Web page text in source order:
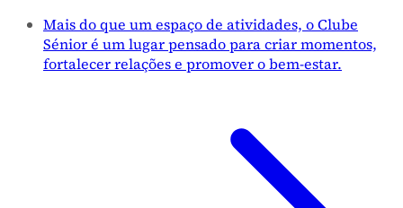
Mais do que um espaço de atividades, o Clube
Sénior é um lugar pensado para criar momentos,
fortalecer relações e promover o bem-estar.